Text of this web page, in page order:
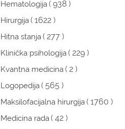
Hematologija( 938 )
Hirurgija( 1622 )
Hitna stanja( 277 )
Klinička psihologija( 229 )
Kvantna medicina( 2 )
Logopedija( 565 )
Maksilofacijalna hirurgija( 1760 )
Medicina rada( 42 )